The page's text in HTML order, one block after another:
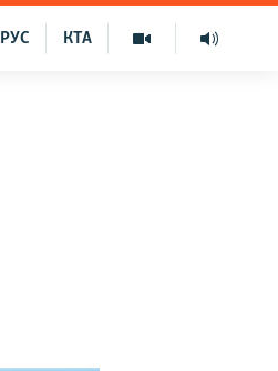
КТА
РУС